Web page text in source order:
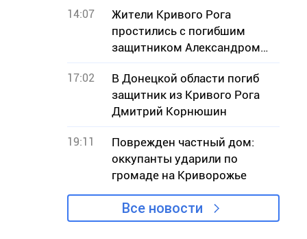
14:07
Жители Кривого Рога
простились с погибшим
защитником Александром
Дедяевым
17:02
В Донецкой области погиб
защитник из Кривого Рога
Дмитрий Корнюшин
19:11
Поврежден частный дом:
оккупанты ударили по
громаде на Криворожье
Все новости